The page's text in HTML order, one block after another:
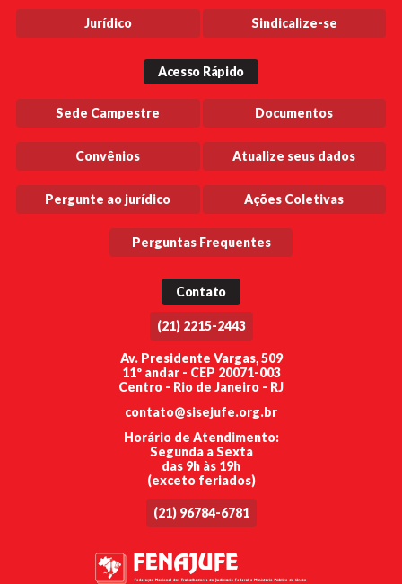
Jurídico Sindicalize-se
Acesso Rápido
Sede Campestre Documentos
Convênios Atualize seus dados
Pergunte ao jurídico Ações Coletivas
Perguntas Frequentes
Contato
(21) 2215-2443
Av. Presidente Vargas, 509
11º andar - CEP 20071-003
Centro - Rio de Janeiro - RJ
contato@sisejufe.org.br
Horário de Atendimento:
Segunda a Sexta
das 9h às 19h
(exceto feriados)
(21) 96784-6781